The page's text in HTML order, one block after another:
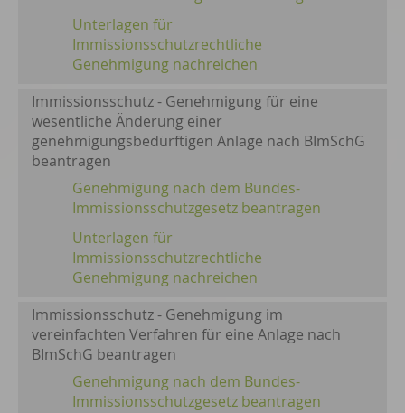
Unterlagen für
Immissionsschutzrechtliche
Genehmigung nachreichen
Immissionsschutz - Genehmigung für eine
wesentliche Änderung einer
genehmigungsbedürftigen Anlage nach BImSchG
beantragen
Genehmigung nach dem Bundes-
Immissionsschutzgesetz beantragen
Unterlagen für
Immissionsschutzrechtliche
Genehmigung nachreichen
Immissionsschutz - Genehmigung im
vereinfachten Verfahren für eine Anlage nach
BImSchG beantragen
Genehmigung nach dem Bundes-
Immissionsschutzgesetz beantragen